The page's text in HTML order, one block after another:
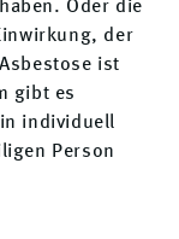
Oder die
der
ist
gibt es
individuell
Person